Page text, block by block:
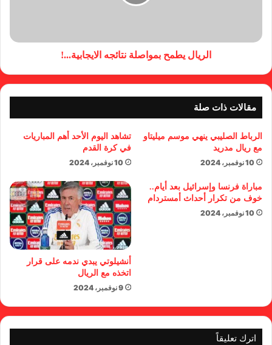
الريال يطمح بمواصلة نتائجه الايجابية...!
مقالات ذات صلة
الرباط الصليبي ينهي موسم ميليتاو
مع ريال مدريد
10 نوفمبر، 2024
تشاهد اليوم الأحد أهم المباريات
في كرة القدم
10 نوفمبر، 2024
مباراة فرنسا وإسرائيل بعد أيام..
خوف من تكرار أحداث أمستردام
10 نوفمبر، 2024
أنشيلوتي يبدي ندمه على قرار
اتخذه مع الريال
9 نوفمبر، 2024
اترك تعليقاً